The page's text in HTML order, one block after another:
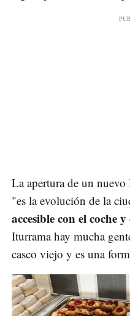
La apertura de un
"es la evolución de la
accesible con el coche
Iturrama hay mucha
casco viejo y es una